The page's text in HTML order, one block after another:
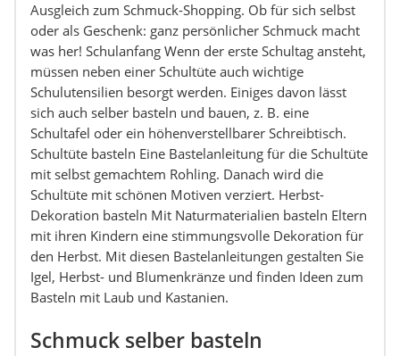
Ausgleich zum Schmuck-Shopping. Ob für sich selbst
oder als Geschenk: ganz persönlicher Schmuck macht
was her! Schulanfang Wenn der erste Schultag ansteht,
müssen neben einer Schultüte auch wichtige
Schulutensilien besorgt werden. Einiges davon lässt
sich auch selber basteln und bauen, z. B. eine
Schultafel oder ein höhenverstellbarer Schreibtisch.
Schultüte basteln Eine Bastelanleitung für die Schultüte
mit selbst gemachtem Rohling. Danach wird die
Schultüte mit schönen Motiven verziert. Herbst-
Dekoration basteln Mit Naturmaterialien basteln Eltern
mit ihren Kindern eine stimmungsvolle Dekoration für
den Herbst. Mit diesen Bastelanleitungen gestalten Sie
Igel, Herbst- und Blumenkränze und finden Ideen zum
Basteln mit Laub und Kastanien.
Schmuck selber basteln